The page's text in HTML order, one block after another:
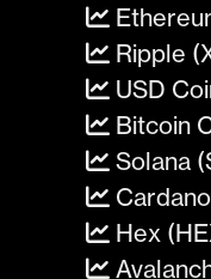
Ripple
USD
Bitcoin
Solana
Hex